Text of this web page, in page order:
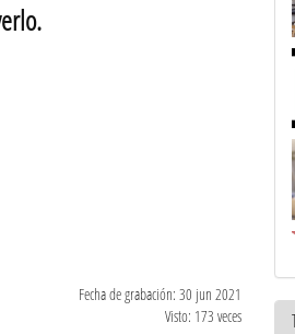
Fecha de grabación: 30 jun 2021
Visto: 173 veces